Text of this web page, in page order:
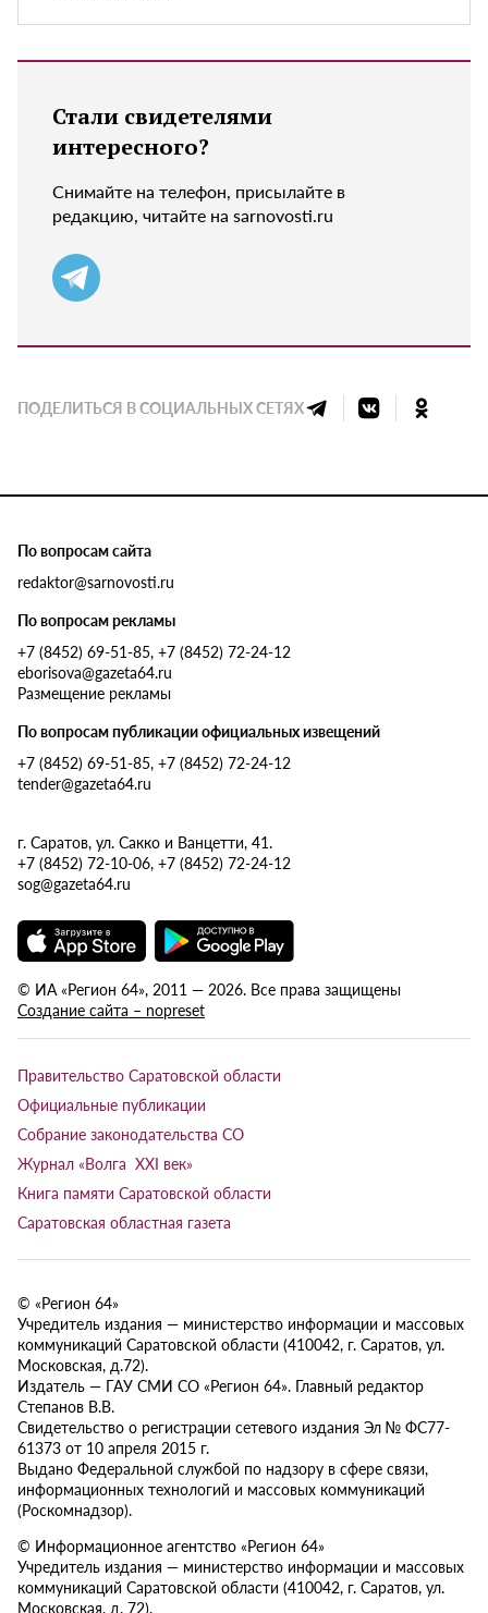
Стали свидетелями
интересного?
Снимайте на телефон, присылайте в
редакцию, читайте на sarnovosti.ru
ПОДЕЛИТЬСЯ В СОЦИАЛЬНЫХ СЕТЯХ
По вопросам сайта
redaktor@sarnovosti.ru
По вопросам рекламы
+7 (8452) 69-51-85, +7 (8452) 72-24-12
eborisova@gazeta64.ru
Размещение рекламы
По вопросам публикации официальных извещений
+7 (8452) 69-51-85, +7 (8452) 72-24-12
tender@gazeta64.ru
г. Саратов, ул. Сакко и Ванцетти, 41.
+7 (8452) 72-10-06, +7 (8452) 72-24-12
sog@gazeta64.ru
© ИА «Регион 64», 2011 — 2026. Все права защищены
Создание сайта – nopreset
Правительство Саратовской области
Официальные публикации
Собрание законодательства СО
Журнал «Волга XXI век»
Книга памяти Саратовской области
Саратовская областная газета
© «Регион 64»
Учредитель издания — министерство информации и массовых
коммуникаций Саратовской области (410042, г. Саратов, ул.
Московская, д.72).
Издатель — ГАУ СМИ СО «Регион 64». Главный редактор
Степанов В.В.
Свидетельство о регистрации сетевого издания Эл № ФС77-
61373 от 10 апреля 2015 г.
Выдано Федеральной службой по надзору в сфере связи,
информационных технологий и массовых коммуникаций
(Роскомнадзор).
© Информационное агентство «Регион 64»
Учредитель издания — министерство информации и массовых
коммуникаций Саратовской области (410042, г. Саратов, ул.
Московская, д. 72).